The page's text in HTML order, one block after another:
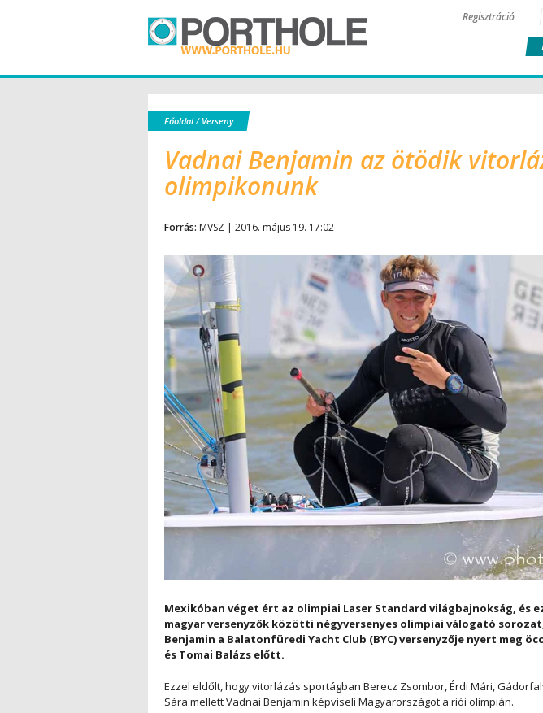
Regisztráció
Főoldal/ Verseny
Vadnai Benjamin az ötödik
olimpikonunk
Forrás: MVSZ | 2016. május 19. 17:02
Mexikóban véget ért az olimpiai Laser Standard világbajnokság, és
magyar versenyzők közötti négyversenyes olimpiai válogató
Benjamin a Balatonfüredi Yacht Club (BYC) versenyzője nyert meg
és Tomai Balázs előtt.
Ezzel eldőlt, hogy vitorlázás sportágban Berecz Zsombor, Érdi Mári,
Sára mellett Vadnai Benjamin képviseli Magyarországot a riói olimpián.